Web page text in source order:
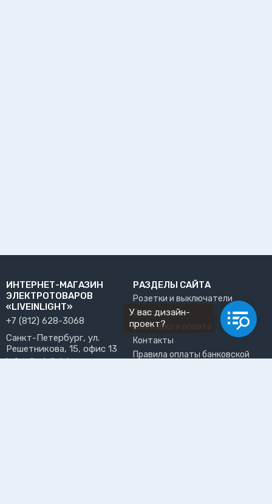
ИНТЕРНЕТ-МАГАЗИН
ЭЛЕКТРОТОВАРОВ
«LIVEINLIGHT»
+7 (812) 628-3068
Санкт-Петербург, ул.
Решетникова, 15, офис 13
info@liveinlight.ru
РАЗДЕЛЫ САЙТА
Розетки и выключатели
О нас
Доставка и оплата
Контакты
Правила оплаты банковской
У вас дизайн-
проект?